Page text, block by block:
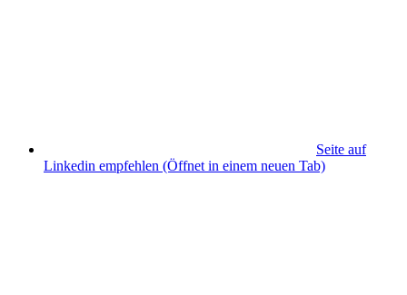
Seite auf
Linkedin empfehlen (Öffnet in einem neuen Tab)